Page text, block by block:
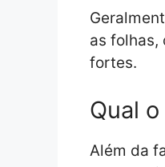
as folhas,
fortes.
Qual
Além da